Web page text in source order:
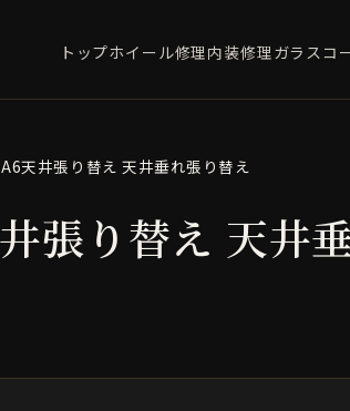
トップホイール修理内装修理ガラスコ
天井張り替え 天井垂れ張り替え
張り替え 天井